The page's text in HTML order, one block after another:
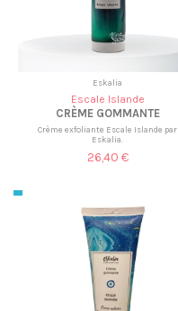
Eskalia
Escale Islande
CRÈME GOMMANTE
Crème exfoliante Escale Islande par
Eskalia.
26,40 €